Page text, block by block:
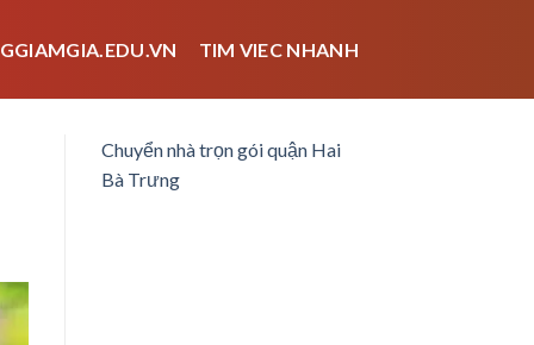
TIM VIEC NHANH
Chuyển nhà trọn gói quận Hai
Bà Trưng